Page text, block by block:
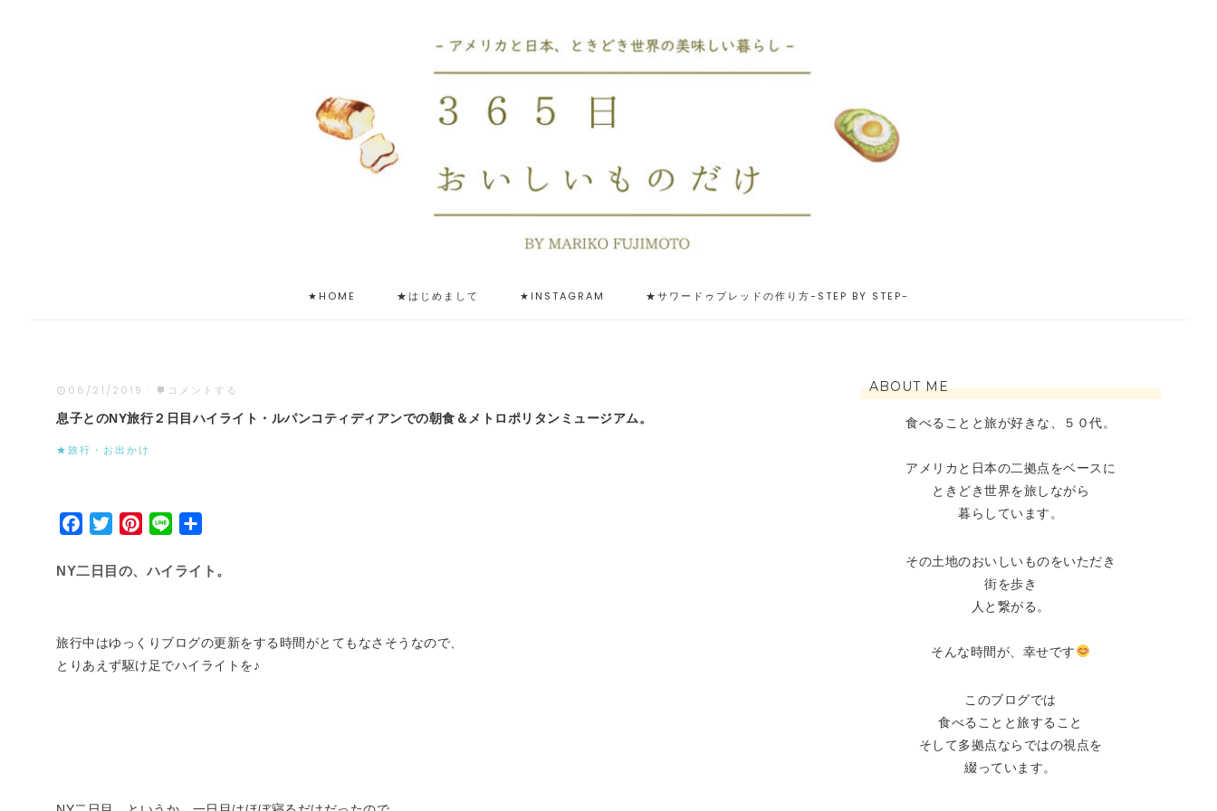
★HOME ★はじめまして ★INSTAGRAM ★サワードゥブレッドの作り方-STEP BY STEP-
06/21/2019 ·
コメントする
息子とのNY旅行２日目ハイライト・ルパンコティディアンでの朝食＆メトロポリタンミュージアム。
★旅行・お出かけ
Facebook
TwitterPinterest
Line
NY二日目の、ハイライト。
旅行中はゆっくりブログの更新をする時間がとてもなさそうなので、
とりあえず駆け足でハイライトを♪
ABOUT ME
食べることと旅が好きな、５０代。
アメリカと日本の二拠点をベースに
ときどき世界を旅しながら
暮らしています。
その土地のおいしいものをいただき
街を歩き
人と繋がる。
そんな時間が、幸せです
このブログでは
食べることと旅すること
そして多拠点ならではの視点を
綴っています。